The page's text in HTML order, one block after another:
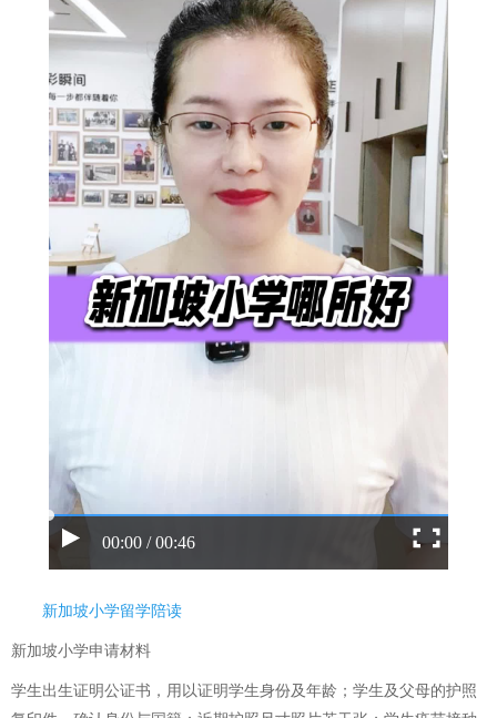
00:00 / 00:46
新加坡小学留学陪读
新加坡小学申请材料
学生出生证明公证书，用以证明学生身份及年龄；学生及父母的护照